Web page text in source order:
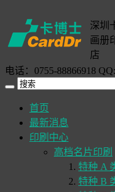
深圳
画册
店
电话：0755-88866918
首页
最新消息
印刷中心
高档名片印刷
特种 A
特种 B